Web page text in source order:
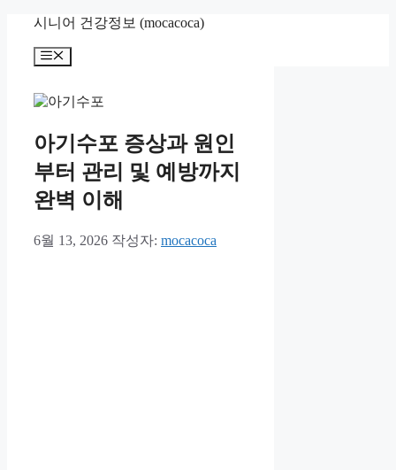
시니어 건강정보 (mocacoca)
메
아기수포 증상과 원인
부터 관리 및 예방까지
완벽 이해
6월 13, 2026 작성자: mocacoca